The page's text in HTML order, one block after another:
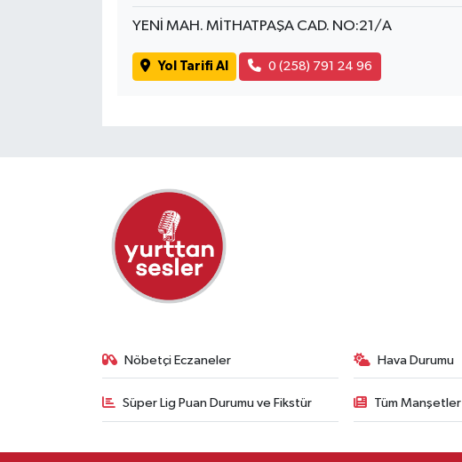
YENİ MAH. MİTHATPAŞA CAD. NO:21/A
Yol Tarifi Al 0 (258) 791 24 96
Nöbetçi Eczaneler Hava Durumu
Süper Lig Puan Durumu ve Fikstür Tüm Manşetler